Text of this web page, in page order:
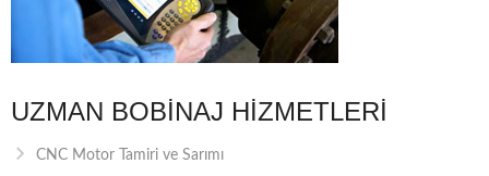
UZMAN BOBINAJ HIZMETLERI
CNC Motor Tamiri ve Sarımı